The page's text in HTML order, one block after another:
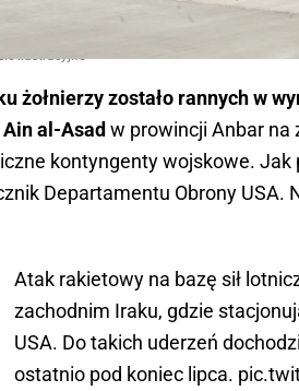
ilustracyjne
żołnierzy zostało rannych w
al-Asad w prowincji Anbar na
kontyngenty wojskowe. Jak
Departamentu Obrony USA.
Atak rakietowy na bazę sił
zachodnim Iraku, gdzie
USA. Do takich uderzeń
ostatnio pod koniec lipca.